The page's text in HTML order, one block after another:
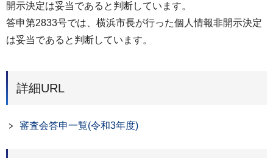
開示決定は妥当であると判断しています。
答申第2833号では、横浜市長が行った個人情報非開示決定
は妥当であると判断しています。
詳細URL
審査会答申一覧(令和3年度)